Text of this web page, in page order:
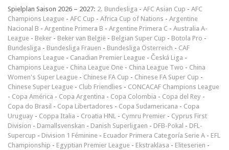
Spielplan Saison 2026 – 2027: 2. Bundesliga - AFC Asian Cup - AFC
Champions League - AFC Cup - Africa Cup of Nations - Argentine
Nacional B - Argentine Primera B - Argentine Primera C - Australia A-
League - Beker - Beker van België - Belgian Super Cup - Botola Pro -
Bundesliga - Bundesliga Frauen - Bundesliga Österreich - CAF
Champions League - Canadian Premier League - Česká Liga -
Champions League - China League One - China League Two - China
Women's Super League - Chinese FA Cup - Chinese FA Super Cup -
Chinese Super League - Club Friendlies - CONCACAF Champions League
- Copa América - Copa Argentina - Copa Colombia - Copa del Rey -
Copa do Brasil - Copa Libertadores - Copa Sudamericana - Copa
Uruguay - Coppa Italia - Croatia HNL - Cymru Premier - Cyprus First
Division - Damallsvenskan - Danish Superligaen - DFB-Pokal - DFL-
Supercup - Division 1 Féminine - Ecuador Primera Categoría Serie A - EFL
Championship - Egyptian Premier League - Ekstraklasa - Eliteserien -